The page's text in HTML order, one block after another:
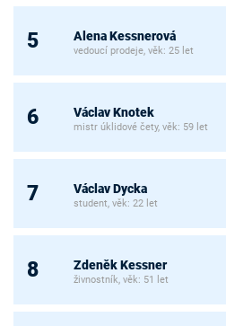
5 Alena Kessnerová
vedoucí prodeje, věk: 25 let
6 Václav Knotek
mistr úklidové čety, věk: 59 let
7 Václav Dycka
student, věk: 22 let
8 Zdeněk Kessner
živnostník, věk: 51 let